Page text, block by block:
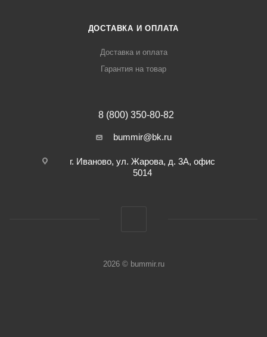
ДОСТАВКА И ОПЛАТА
Доставка и оплата
Гарантия на товар
8 (800) 350-80-82
bummir@bk.ru
г. Иваново, ул. Жарова, д. 3А, офис
5014
2026 © bummir.ru